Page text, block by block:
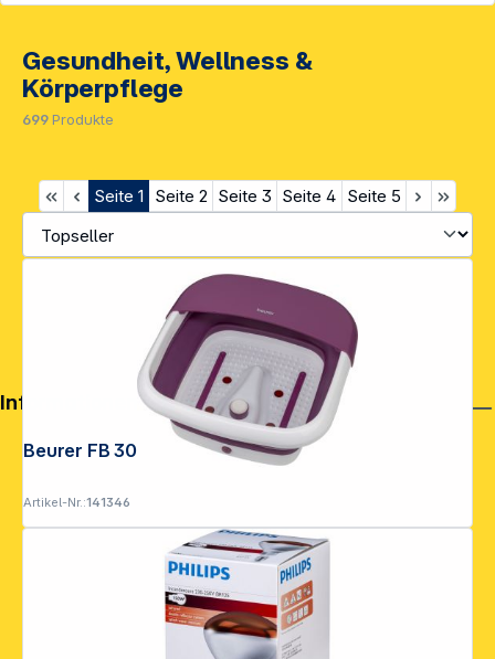
Gesundheit, Wellness &
Körperpflege
699 Produkte
Seite 1 Seite 2 Seite 3 Seite 4 Seite 5
Beurer FB 30
Artikel-Nr.:141346
Informationen